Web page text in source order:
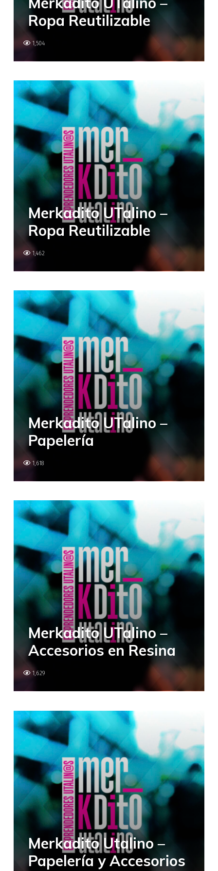
Ropa Reutilizable
1,504
Merkadito UTalino –
Ropa Reutilizable
1,462
Merkadito UTalino –
Papelería
1,618
Merkadito UTalino –
Accesorios en Resina
1,629
Merkadito Utalino –
Papelería y Accesorios